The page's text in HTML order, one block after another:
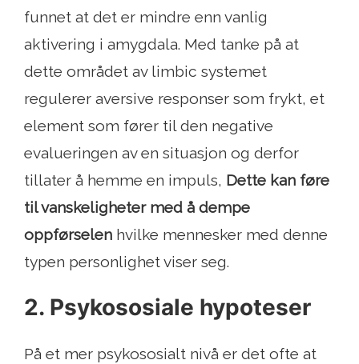
funnet at det er mindre enn vanlig
aktivering i amygdala. Med tanke på at
dette området av limbic systemet
regulerer aversive responser som frykt, et
element som fører til den negative
evalueringen av en situasjon og derfor
tillater å hemme en impuls, Dette kan føre
til vanskeligheter med å dempe
oppførselen hvilke mennesker med denne
typen personlighet viser seg.
2. Psykososiale hypoteser
På et mer psykososialt nivå er det ofte at